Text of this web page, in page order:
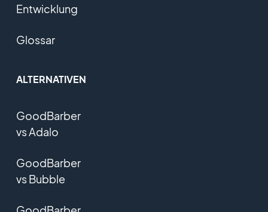
Entwicklung
Glossar
ALTERNATIVEN
GoodBarber
vs Adalo
GoodBarber
vs Bubble